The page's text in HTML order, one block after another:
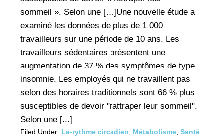
sommeil ». Selon une […]Une nouvelle étude a
examiné les données de plus de 1 000
travailleurs sur une période de 10 ans. Les
travailleurs sédentaires présentent une
augmentation de 37 % des symptômes de type
insomnie. Les employés qui ne travaillent pas
selon des horaires traditionnels sont 66 % plus
susceptibles de devoir "rattraper leur sommeil".
Selon une [...]
Filed Under: Le-rythme circadien Métabolisme Santé